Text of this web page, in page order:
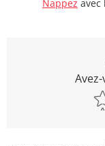
Nappez avec